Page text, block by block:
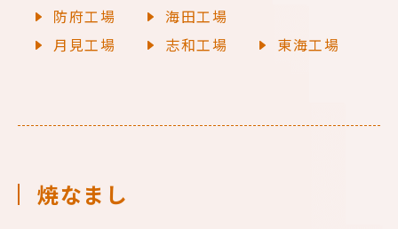
防府工場
海田工場
月見工場
志和工場 東海工場
焼なまし